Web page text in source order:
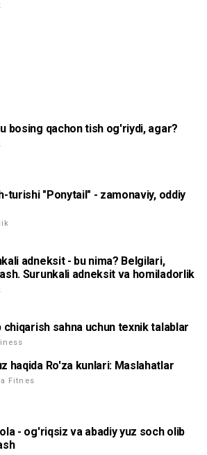
bosing qachon tish og'riydi, agar?
turishi "Ponytail" - zamonaviy, oddiy
adneksit - bu nima? Belgilari,
Surunkali adneksit va homiladorlik
chiqarish sahna uchun texnik talablar
haqida Ro'za kunlari: Maslahatlar
Fitnes
- og'riqsiz va abadiy yuz soch olib